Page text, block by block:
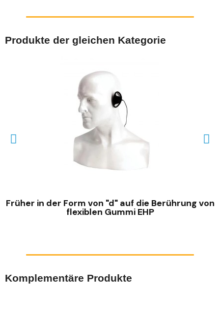
Produkte der gleichen Kategorie
Früher in der Form von "d" auf die Berührung von
flexiblen Gummi EHP
Komplementäre Produkte